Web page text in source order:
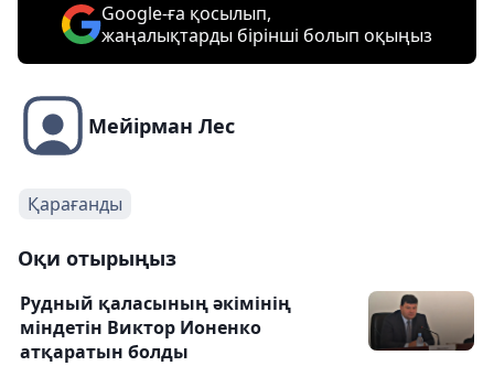
Google-ға қосылып,
жаңалықтарды бірінші болып оқыңыз
Мейірман Лес
Қарағанды
Оқи отырыңыз
Рудный қаласының әкімінің
міндетін Виктор Ионенко
атқаратын болды